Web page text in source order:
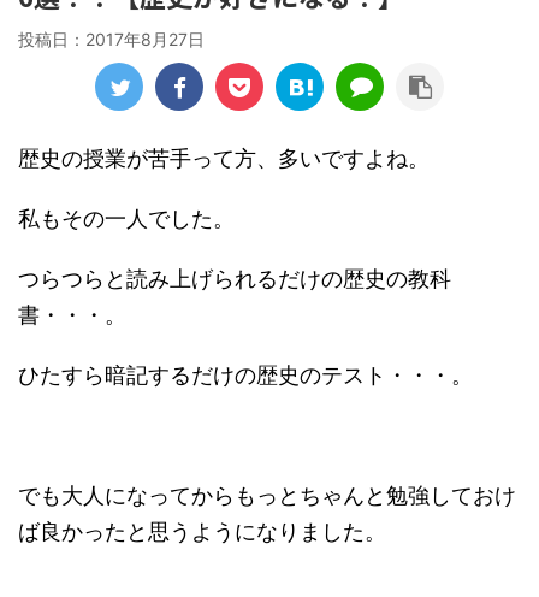
投稿日： 2017年8月27日
歴史の授業が苦手って方、多いですよね。
私もその一人でした。
つらつらと読み上げられるだけの歴史の教科
書・・・。
ひたすら暗記するだけの歴史のテスト・・・。
でも大人になってからもっとちゃんと勉強しておけ
ば良かったと思うようになりました。